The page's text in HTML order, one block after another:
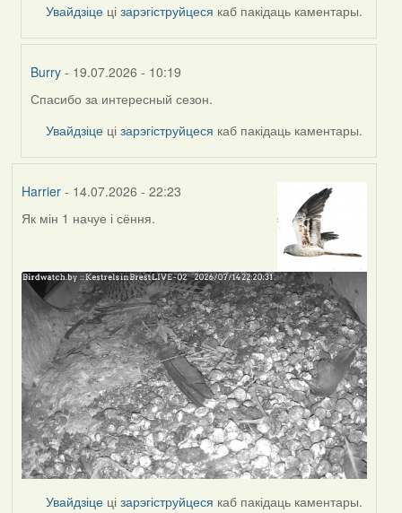
Harrier
Увайдзіце цізарэгіструйцеся каб пакідаць каментары.
Burry - 19.07.2026 - 10:19
In
reply
by
Спасибо за интересный сезон.
Увайдзіце цізарэгіструйцеся каб пакідаць каментары.
Harrier- 14.07.2026 - 22:23
Як мін 1 начуе і сёння.
Увайдзіце цізарэгіструйцеся каб пакідаць каментары.